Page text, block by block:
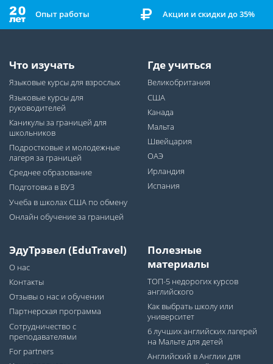
Опыт работы Акции и скидки до 35%
Что изучать
Языковые курсы для взрослых
Языковые курсы для
руководителей
Каникулы за границей для
школьников
Подростковые и молодежные
лагеря за границей
Среднее образование
Подготовка в ВУЗ
Учеба в школах США по обмену
Онлайн обучение за границей
Где учиться
Великобритания
США
Канада
Мальта
Швейцария
ОАЭ
Ирландия
Испания
ЭдуТрэвел (EduTravel)
О нас
Контакты
Отзывы о нас и обучении
Партнерская программа
Сотрудничество с
преподавателями
For partners
Полезные
материалы
ТОП-5 недорогих курсов
английского
Как выбрать школу или
университет
6 лучших английских лагерей
на Мальте для детей
Английский в Англии для